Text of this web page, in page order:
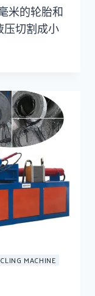
米的轮胎和
压切割成小
MACHINE